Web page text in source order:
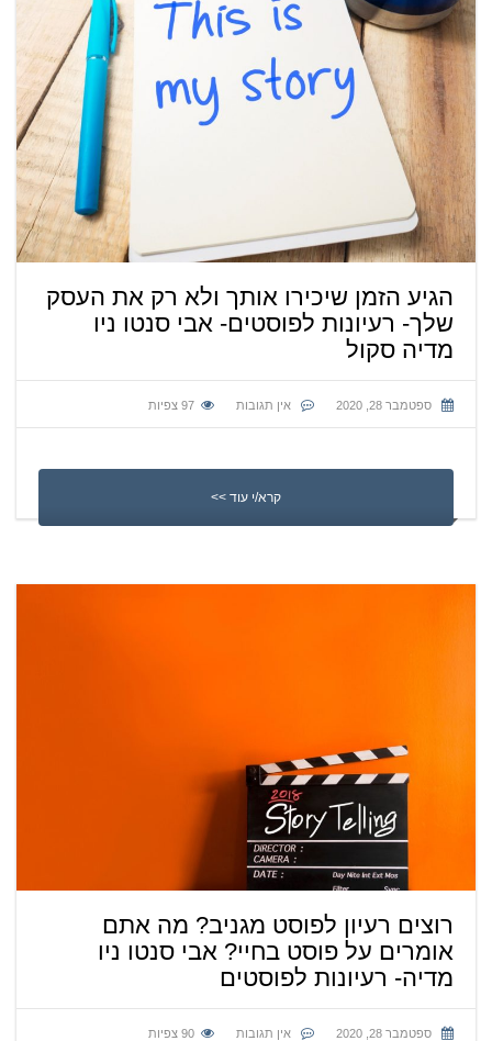
הגיע הזמן שיכירו אותך ולא רק את העסק
שלך- רעיונות לפוסטים- אבי סנטו ניו
מדיה סקול
ספטמבר 28, 2020 אין תגובות 97 צפיות
קרא/י עוד >>
רוצים רעיון לפוסט מגניב? מה אתם
אומרים על פוסט בחיי? אבי סנטו ניו
מדיה- רעיונות לפוסטים
ספטמבר 28, 2020 אין תגובות 90 צפיות